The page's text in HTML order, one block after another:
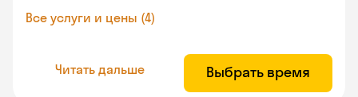
Все услуги и цены (4)
Читать дальше Выбрать время